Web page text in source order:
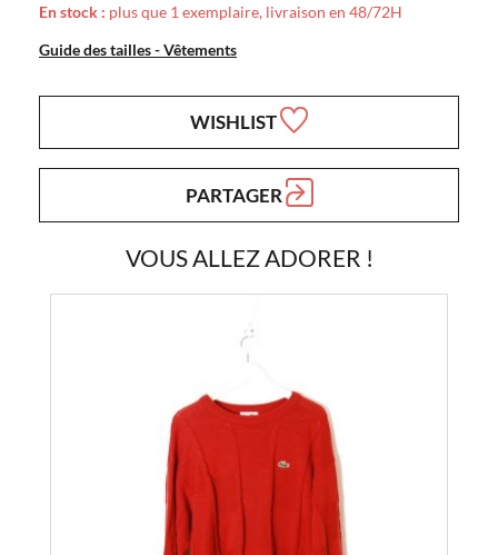
En stock : plus que 1 exemplaire, livraison en 48/72H
Guide des tailles - Vêtements
WISHLIST
PARTAGER
VOUS ALLEZ ADORER !